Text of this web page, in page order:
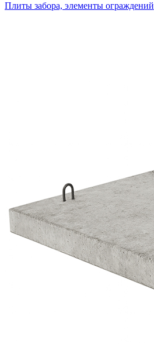
Плиты забора, элементы ограждений